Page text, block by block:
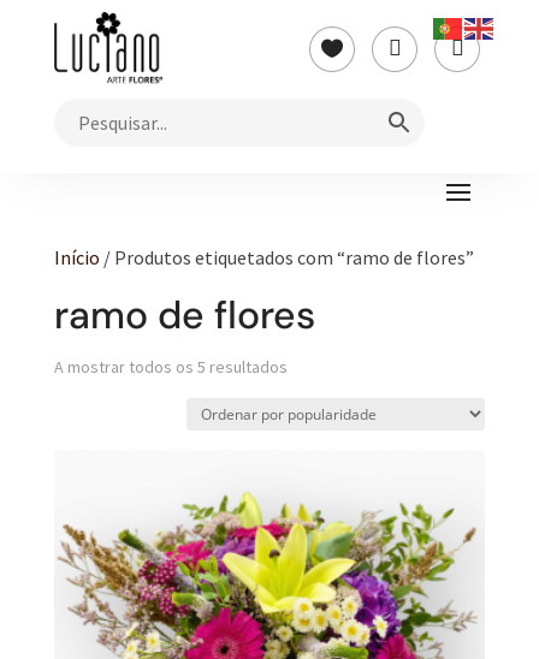
  
Início / Produtos etiquetados com “ramo de flores”
ramo de flores
A mostrar todos os 5 resultadosOrdenado
popularidade